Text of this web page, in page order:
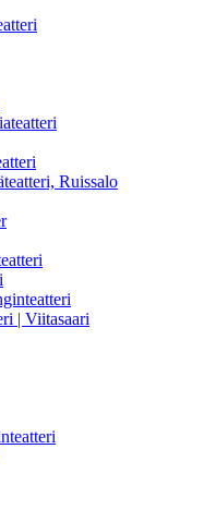
Ruissalo
| Viitasaari